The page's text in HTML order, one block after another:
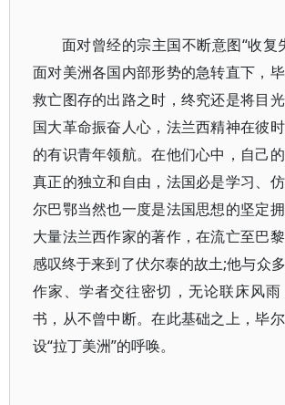
面对曾经的宗主国不断意图“收复
面对美洲各国内部形势的急转直下，
救亡图存的出路之时，终究还是将目
国大革命振奋人心，法兰西精神在彼
的有识青年领航。在他们心中，自己
真正的独立和自由，法国必是学习、
尔巴鄂当然也一度是法国思想的坚定
大量法兰西作家的著作，在流亡至巴
感叹终于来到了伏尔泰的故土;他与众
作家、学者交往密切，无论联床风
书，从不曾中断。在此基础之上，毕
设“拉丁美洲”的呼唤。